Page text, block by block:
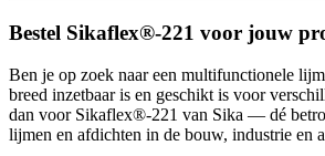
Bestel Sikaflex®-221 voor jouw
Ben je op zoek naar een multifunctionele
breed inzetbaar is en geschikt is voor
dan voor Sikaflex®-221 van Sika — dé
lijmen en afdichten in de bouw, industrie en